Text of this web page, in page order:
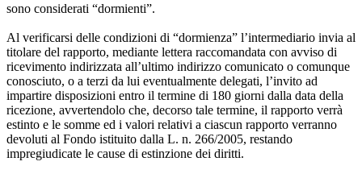
sono considerati “dormienti”.
Al verificarsi delle condizioni di “dormienza” l’intermediario invia al
titolare del rapporto, mediante lettera raccomandata con avviso di
ricevimento indirizzata all’ultimo indirizzo comunicato o comunque
conosciuto, o a terzi da lui eventualmente delegati, l’invito ad
impartire disposizioni entro il termine di 180 giorni dalla data della
ricezione, avvertendolo che, decorso tale termine, il rapporto verrà
estinto e le somme ed i valori relativi a ciascun rapporto verranno
devoluti al Fondo istituito dalla L. n. 266/2005, restando
impregiudicate le cause di estinzione dei diritti.